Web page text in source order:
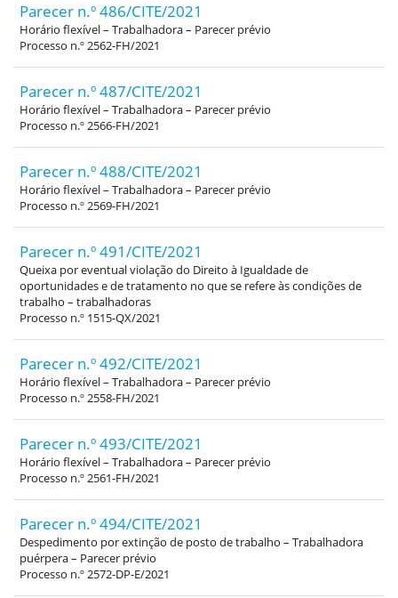
Parecer n.º 486/CITE/2021
Horário flexível – Trabalhadora – Parecer prévio
Processo n.º 2562-FH/2021
Parecer n.º 487/CITE/2021
Horário flexível – Trabalhadora – Parecer prévio
Processo n.º 2566-FH/2021
Parecer n.º 488/CITE/2021
Horário flexível – Trabalhadora – Parecer prévio
Processo n.º 2569-FH/2021
Parecer n.º 491/CITE/2021
Queixa por eventual violação do Direito à Igualdade de
oportunidades e de tratamento no que se refere às condições de
trabalho – trabalhadoras
Processo n.º 1515-QX/2021
Parecer n.º 492/CITE/2021
Horário flexível – Trabalhadora – Parecer prévio
Processo n.º 2558-FH/2021
Parecer n.º 493/CITE/2021
Horário flexível – Trabalhadora – Parecer prévio
Processo n.º 2561-FH/2021
Parecer n.º 494/CITE/2021
Despedimento por extinção de posto de trabalho – Trabalhadora
puérpera – Parecer prévio
Processo n.º 2572-DP-E/2021